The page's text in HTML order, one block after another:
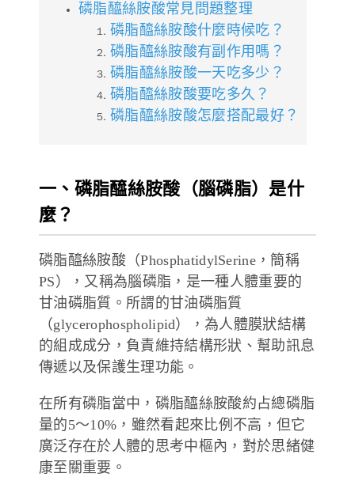
磷脂醯絲胺酸常見問題整理
磷脂醯絲胺酸什麼時候吃？
磷脂醯絲胺酸有副作用嗎？
磷脂醯絲胺酸一天吃多少？
磷脂醯絲胺酸要吃多久？
磷脂醯絲胺酸怎麼搭配最好？
一、磷脂醯絲胺酸（腦磷脂）是什
麼？
磷脂醯絲胺酸（PhosphatidylSerine，簡稱
PS），又稱為腦磷脂，是一種人體重要的
甘油磷脂質。所謂的甘油磷脂質
（glycerophospholipid），為人體膜狀結構
的組成成分，負責維持結構形狀、幫助訊息
傳遞以及保護生理功能。
在所有磷脂當中，磷脂醯絲胺酸約占總磷脂
量的5～10%，雖然看起來比例不高，但它
廣泛存在於人體的思考中樞內，對於思緒健
康至關重要。